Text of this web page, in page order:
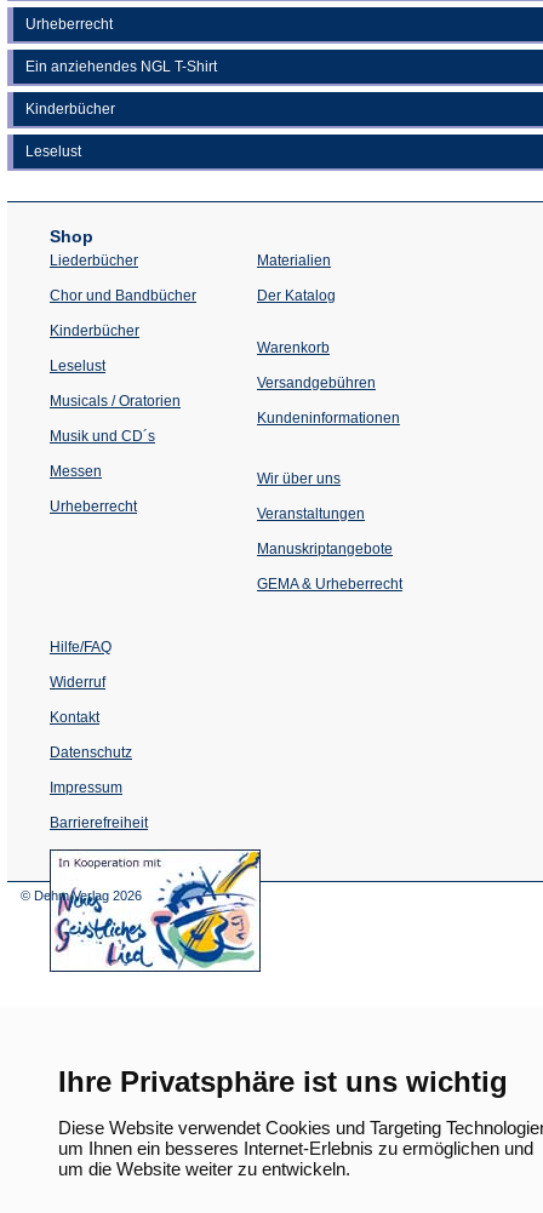
Ihre Privatsphäre ist uns wichtig
Diese Website verwendet Cookies und Targeting
um Ihnen ein besseres Internet-Erlebnis zu ermöglichen und
um die Website weiter zu entwickeln.
Urheberrecht
Ein anziehendes NGL T-Shirt
Kinderbücher
Leselust
Shop
Liederbücher
Chor und Bandbücher
Kinderbücher
Leselust
Musicals / Oratorien
Musik und CD´s
Messen
Urheberrecht
Materialien
Der Katalog
Warenkorb
Versandgebühren
Kundeninformationen
Wir über uns
Veranstaltungen
einem
Tab)
Manuskriptangebote
GEMA & Urheberrecht
Hilfe/FAQ
Widerruf
Kontakt
Datenschutz
Impressum
Barrierefreiheit
(Öffnet
in
© Dehm Verlag 2026